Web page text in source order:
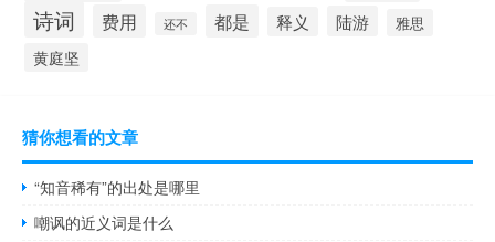
诗词 费用 还不 都是 释义 陆游 雅思
黄庭坚
猜你想看的文章
“知音稀有”的出处是哪里
嘲讽的近义词是什么